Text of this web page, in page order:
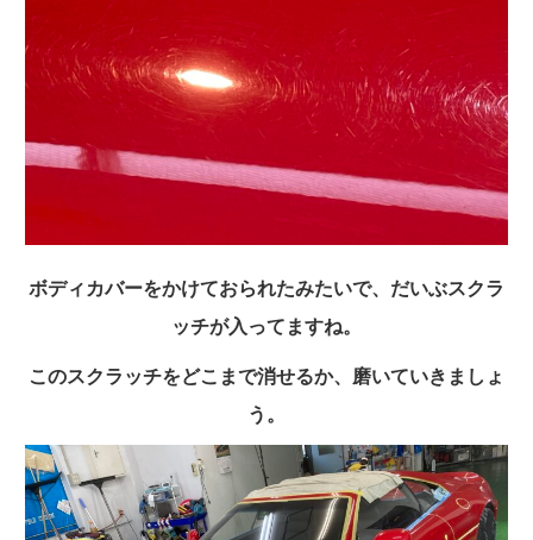
ボディカバーをかけておられたみたいで、だいぶスクラ
ッチが入ってますね。
このスクラッチをどこまで消せるか、磨いていきましょ
う。